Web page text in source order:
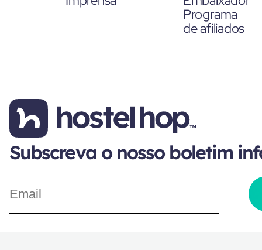
Programa
de afiliados
Subscreva o nosso boletim